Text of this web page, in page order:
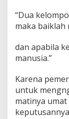
“Dua
maka baiklah
dan apabila
manusia.”
Karena
untuk
matinya